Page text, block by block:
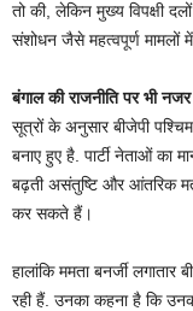
तो की, लेकिन मुख्य विपक्षी
संशोधन जैसे महत्वपूर्ण मामलों में
बंगाल की राजनीति पर भी नजर
सूत्रों के अनुसार बीजेपी पश्चिम
बनाए हुए है. पार्टी नेताओं का
बढ़ती असंतुष्टि और आंतरिक
कर सकते हैं।
हालांकि ममता बनर्जी
रही हैं. उनका कहना है कि